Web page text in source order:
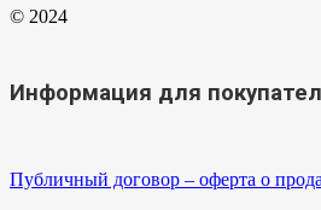
© 2024
Информация для
Публичный договор – оферта о